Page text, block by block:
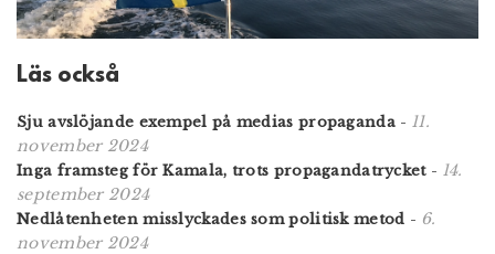
Läs också
Sju avslöjande exempel på medias propaganda- 11.
november 2024
Inga framsteg för Kamala, trots propagandatrycket- 14.
september 2024
Nedlåtenheten misslyckades som politisk metod - 6.
november 2024